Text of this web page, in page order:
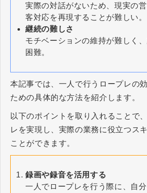
実際の対話がないため、現実の
客対応を再現することが難しい。
継続の難しさ
モチベーションの維持が難しく
困難。
本記事では、一人で行うロープレの
ための具体的な方法を紹介します。
以下のポイントを取り入れることで
レを実現し、実際の業務に役立つス
ことができます。
録画や録音を活用する
一人でロープレを行う際に、自